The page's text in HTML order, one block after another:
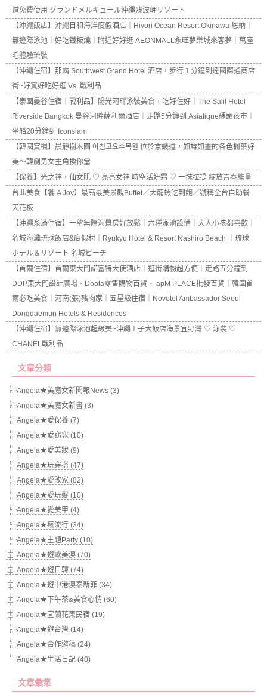
道免費使用 グランドメルキュール沖縄残波岬リゾート
【沖繩飯店】沖繩日和海洋度假酒店｜Hiyori Ocean Resort Okinawa 恩納｜
無邊際泳池｜好吃鐵板燒｜附近好好逛 AEONMALL永旺夢樂城來客夢｜萬座
毛體驗琉裝
【沖繩住宿】那霸 Southwest Grand Hotel 酒店，步行１分鐘到達國際通商店
街~好買好吃好逛 Vs. 戰利品
【泰國曼谷住宿｜戰利品】陽光河畔泳裝美食，吃好住好｜The Salil Hotel
Riverside Bangkok 曼谷河畔薩利爾酒店｜走路5分鐘到 Asiatique碼頭夜市｜
坐船20分鐘到 Iconsiam
【韓國賞楓】晨靜樹木園 아침고요수목원 位於京畿道，如詩如畫的各色楓葉好
美～韓劇男女主角換你當
【保養】光之神，仙女肌 ♡ 亮亮女神 時空活妍霜 ♡ 一抹拉提 綻放青春能量
台北美食【饗 A Joy】最高最美景觀Buffet／大龍蝦吃到飽／號稱全台自助餐
天花板
【沖繩糸滿住宿】一望無際海景房好放鬆｜六種泳池設備｜大人小孩都喜歡｜
名城海灘琉球飯店&度假村｜Ryukyu Hotel & Resort Nashiro Beach ｜琉球
ホテル＆リゾート 名城ビーチ
【首爾住宿】首爾東大門諾富特大使酒店｜逛街購物超方便｜走路五分鐘到
DDP東大門設計廣場、Doota零售購物百貨、 apM PLACE批發百貨｜韓國首
爾必吃美食｜河南(張)豬肉家｜五星級住宿｜Novotel Ambassador Seoul
Dongdaemun Hotels & Residences
【沖繩住宿】無邊際泳池超級美~沖繩王子大飯店海景宜野灣 ♡ 泳裝 ♡
CHANEL戰利品
文章分類
Angela★美魔女新聞報News (3)
Angela★美魔女新書 (3)
Angela★愛保養 (7)
Angela★愛窈窕 (10)
Angela★愛美妝 (9)
Angela★玩穿搭 (47)
Angela★愛敗家 (82)
Angela★愛玩髮 (10)
Angela★愛美甲 (4)
Angela★瘋流行 (34)
Angela★主題Party (10)
Angela★遊歐美澳 (70)
Angela★遊日韓 (74)
Angela★遊中港澳泰新菲 (34)
Angela★下午茶&美食心情 (60)
Angela★宜蘭花東民宿 (19)
Angela★遊台灣 (14)
Angela★合作邀稿 (24)
Angela★生活日記 (40)
文章彙集